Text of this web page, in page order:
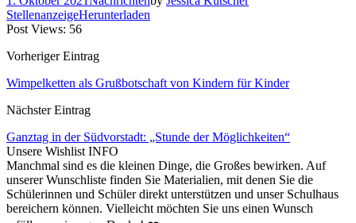
StellenanzeigeHerunterladen
Post Views: 56
Vorheriger Eintrag
Wimpelketten als Grußbotschaft von Kindern für Kinder
Nächster Eintrag
Ganztag in der Südvorstadt: „Stunde der Möglichkeiten“
Unsere Wishlist INFO
Manchmal sind es die kleinen Dinge, die Großes bewirken. Auf
unserer Wunschliste finden Sie Materialien, mit denen Sie die
Schülerinnen und Schüler direkt unterstützen und unser Schulhaus
bereichern können. Vielleicht möchten Sie uns einen Wunsch